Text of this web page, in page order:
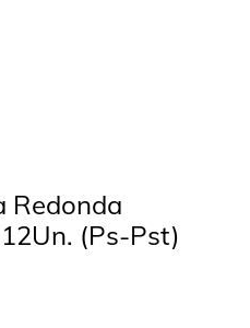
Redonda
(Ps-Pst)